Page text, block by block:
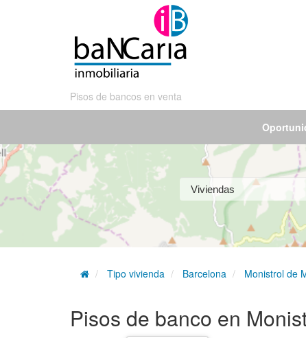
Pisos de bancos en venta
Tipo vivienda Barcelona Monistrol de
Pisos de banco en